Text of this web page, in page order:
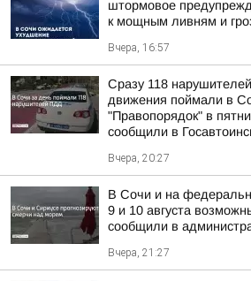
штормовое
к мощным ливням и
Вчера, 16:57
Сразу 118
движения поймали в
"Правопорядок" в
сообщили в
Вчера, 20:27
В Сочи и на
9 и 10 августа
сообщили в
Вчера, 21:27